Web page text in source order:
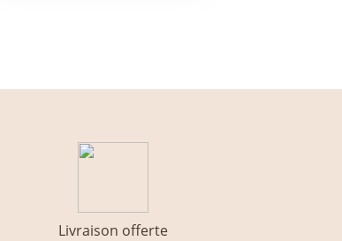
Livraison offerte